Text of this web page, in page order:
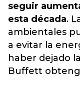
seguir
esta década.
ambientales
a evitar la
haber dejado
Buffett